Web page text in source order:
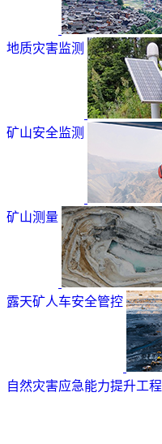
地质灾害监测
矿山安全监测
矿山测量
露天矿人车安全管控
自然灾害应急能力提升工程